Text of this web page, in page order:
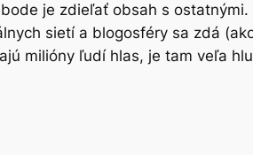
je zdieľať obsah s
sietí a blogosféry sa zdá
milióny ľudí hlas, je tam veľa